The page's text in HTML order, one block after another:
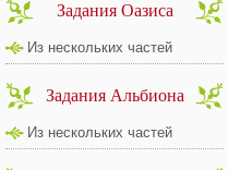
Задания Оазиса
Из нескольких частей
Задания Альбиона
Из нескольких частей